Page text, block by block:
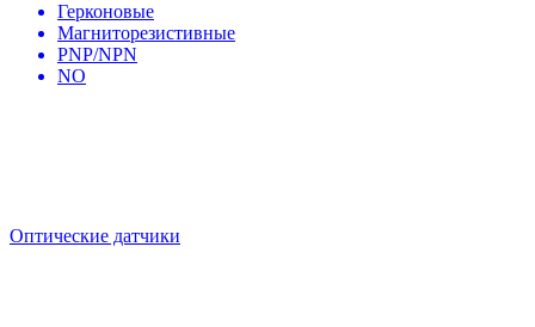
Герконовые
Магниторезистивные
PNP/NPN
NO
Оптические датчики